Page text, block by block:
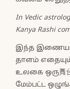
In Vedic
Kanya Rashi
இந்த இணையர்
தாளம்
உலகை ஒரு舞
மேம்பட்ட